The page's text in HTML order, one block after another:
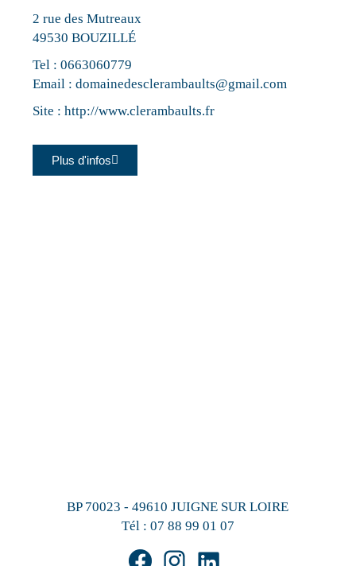
2 rue des Mutreaux
49530 BOUZILLÉ
Tel :0663060779
Email :domainedesclerambaults@gmail.com
Site :http://www.clerambaults.fr
Plus d'infos
BP 70023 - 49610 JUIGNE SUR LOIRE
Tél : 07 88 99 01 07